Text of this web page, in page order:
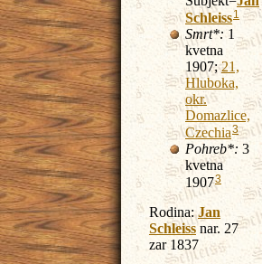
Schleiss1
Smrt*: 1
kvetna
1907;21,
Hluboka,
okr.
Domazlice,
Czechia3
Pohreb*: 3
kvetna
19073
Rodina:Jan
Schleissnar. 27
zar 1837